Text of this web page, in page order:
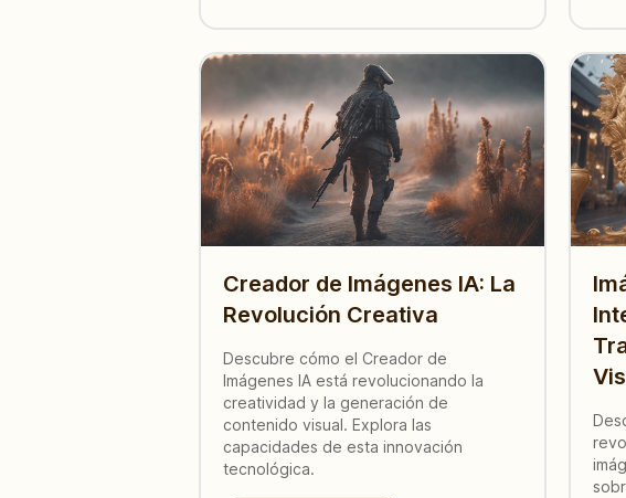
Creador de Imágenes IA: La
Revolución Creativa
Descubre cómo el Creador de
Imágenes IA está revolucionando la
creatividad y la generación de
contenido visual. Explora las
capacidades de esta innovación
tecnológica.